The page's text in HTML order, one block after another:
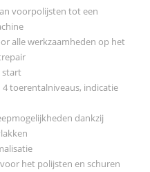
voorpolijsten tot een
alle werkzaamheden op het
start
toerentalniveaus, indicatie
dankzij
het polijsten en schuren